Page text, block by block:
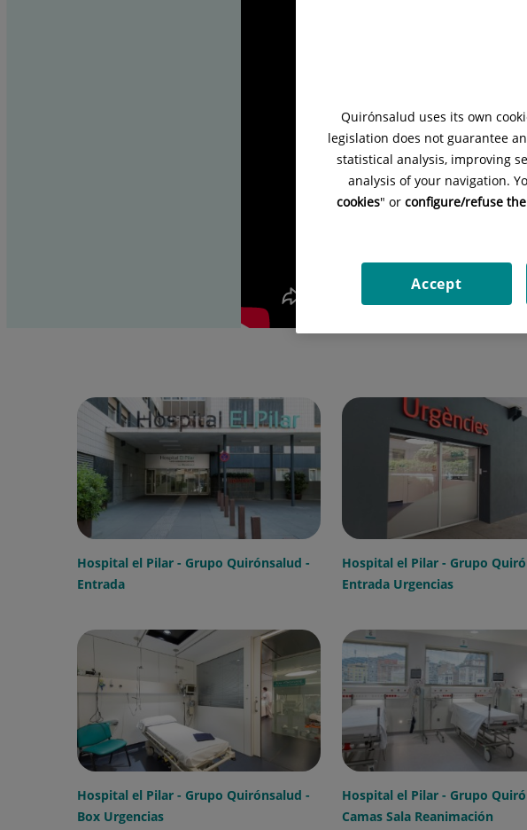
Hospital el Pilar - Grupo Quirónsalud -
Entrada
Hospital el Pilar - Grupo
Entrada Urgencias
Hospital el Pilar - Grupo Quirónsalud -
Box Urgencias
Hospital el Pilar - Grupo
Camas Sala Reanimación
Quirónsalud uses its own
legislation does not guarantee
statistical analysis, improving
analysis of your navigation.
cookies" or configure/refuse
Accept